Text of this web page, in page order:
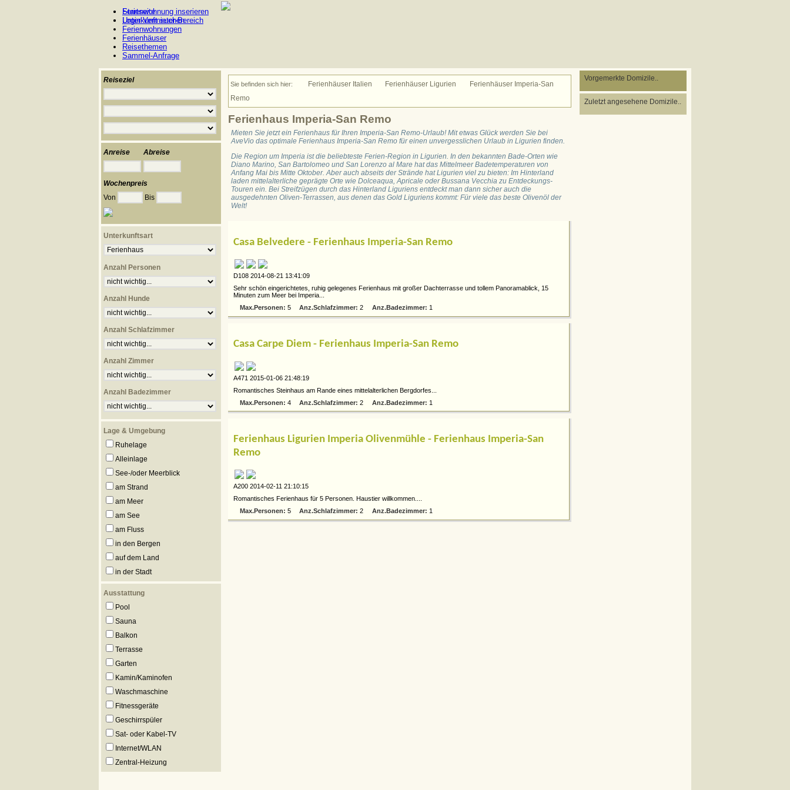
Ferienwohnung inserieren
Login Vermieter-Bereich
Startseite
Unterkunft suchen
Ferienwohnungen
Ferienhäuser
Reisethemen
Sammel-Anfrage
Vorgemerkte Domizile..
Reiseziel
Anreise Abreise
Wochenpreis
Von
Bis
Unterkunftsart
Anzahl Personen
Anzahl Hunde
Anzahl Schlafzimmer
Anzahl Zimmer
Anzahl Badezimmer
Lage & Umgebung
Ruhelage
Alleinlage
See-/oder Meerblick
am Strand
am Meer
am See
am Fluss
in den Bergen
auf dem Land
in der Stadt
Ausstattung
Pool
Sauna
Balkon
Terrasse
Garten
Kamin/Kaminofen
Waschmaschine
Fitnessgeräte
Geschirrspüler
Sat- oder Kabel-TV
Internet/WLAN
Zentral-Heizung
Zuletzt angesehene Domizile..
Sie befinden sich hier: Ferienhäuser Italien Ferienhäuser Ligurien
Ferienhäuser Imperia-San
Remo
Ferienhaus Imperia-San Remo
Mieten Sie jetzt ein Ferienhaus für Ihren Imperia-San Remo-Urlaub! Mit etwas Glück werden Sie bei
AveVio das optimale Ferienhaus Imperia-San Remo für einen unvergesslichen Urlaub in Ligurien finden.
Die Region um Imperia ist die beliebteste Ferien-Region in Ligurien. In den bekannten Bade-Orten wie
Diano Marino, San Bartolomeo und San Lorenzo al Mare hat das Mittelmeer Badetemperaturen von
Anfang Mai bis Mitte Oktober. Aber auch abseits der Strände hat Ligurien viel zu bieten: Im Hinterland
laden mittelalterliche geprägte Orte wie Dolceaqua, Apricale oder Bussana Vecchia zu Entdeckungs-
Touren ein. Bei Streifzügen durch das Hinterland Liguriens entdeckt man dann sicher auch die
ausgedehnten Oliven-Terrassen, aus denen das Gold Liguriens kommt: Für viele das beste Olivenöl der
Welt!
Casa Belvedere - Ferienhaus Imperia-San Remo
D108 2014-08-21 13:41:09
Sehr schön eingerichtetes, ruhig gelegenes Ferienhaus mit großer Dachterrasse und tollem Panoramablick, 15
Minuten zum Meer bei Imperia...
Max.Personen: 5 Anz.Schlafzimmer:2 Anz.Badezimmer: 1
Casa Carpe Diem - Ferienhaus Imperia-San Remo
A471 2015-01-06 21:48:19
Romantisches Steinhaus am Rande eines mittelalterlichen Bergdorfes...
Max.Personen: 4 Anz.Schlafzimmer:2 Anz.Badezimmer: 1
Ferienhaus Ligurien Imperia Olivenmühle - Ferienhaus Imperia-San
Remo
A200 2014-02-11 21:10:15
Romantisches Ferienhaus für 5 Personen. Haustier willkommen....
Max.Personen: 5 Anz.Schlafzimmer:2 Anz.Badezimmer: 1